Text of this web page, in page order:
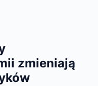
zmieniają